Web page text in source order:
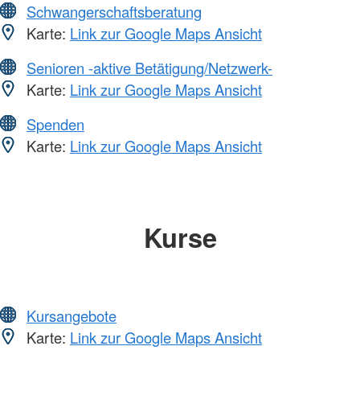
Schwangerschaftsberatung
Karte: Link zur Google Maps Ansicht
Senioren -aktive Betätigung/Netzwerk-
Karte: Link zur Google Maps Ansicht
Spenden
Karte: Link zur Google Maps Ansicht
Kurse
Kursangebote
Karte: Link zur Google Maps Ansicht